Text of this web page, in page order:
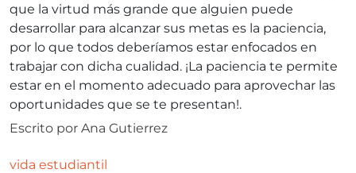
que la virtud más grande que alguien puede
desarrollar para alcanzar sus metas es la paciencia,
por lo que todos deberíamos estar enfocados en
trabajar con dicha cualidad. ¡La paciencia te permite
estar en el momento adecuado para aprovechar las
oportunidades que se te presentan!.
Escrito por Ana Gutierrez
vida estudiantil